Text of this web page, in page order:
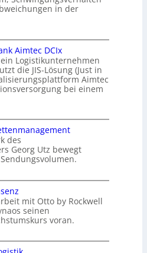
in der
Aimtec DCIx
Logistikunternehmen
die JIS-Lösung (Just in
Aimtec
bei einem
des
Georg Utz bewegt
mit Otto by Rockwell
seinen
voran.